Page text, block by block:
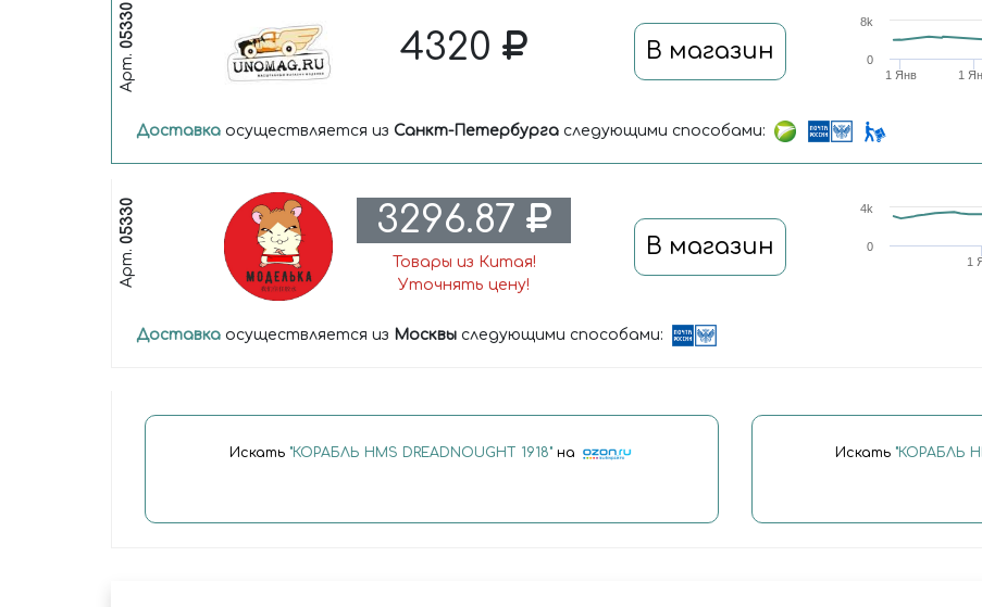
Арт.
05330 4320 В магазин
1 Янв 1
0
8k
Доставка осуществляется из Санкт-Петербурга следующими способами:
Арт.
05330 3296.87
Товары из Китая!
Уточнять цену!
В магазин
1
0
4k
Доставка осуществляется из Москвы следующими способами:
Искать "КОРАБЛЬ HMS DREADNOUGHT 1918"на Искать "КОРАБЛЬ